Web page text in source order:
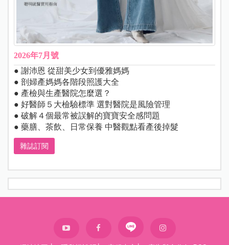
2026年7月號
● 謝沛恩 從甜美少女到優雅媽媽
● 剖婦產媽媽各階段照護大全
● 產檢與生產醫院怎麼選？
● 好醫師５大檢驗標準 選對醫院是風險管理
● 破解４個最常被誤解的寶寶安全感問題
● 藥膳、茶飲、日常保養 中醫觀點看產後掉髮
雜誌訂閱